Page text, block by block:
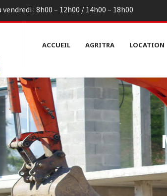
: 8h00 – 12h00 / 14h00 – 18h00
ACCUEIL AGRITRA LOCATION